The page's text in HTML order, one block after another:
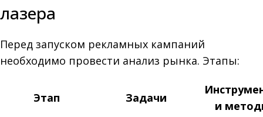
лазера
Перед запуском рекламных кампаний
необходимо провести анализ рынка. Этапы:
Этап Задачи
и